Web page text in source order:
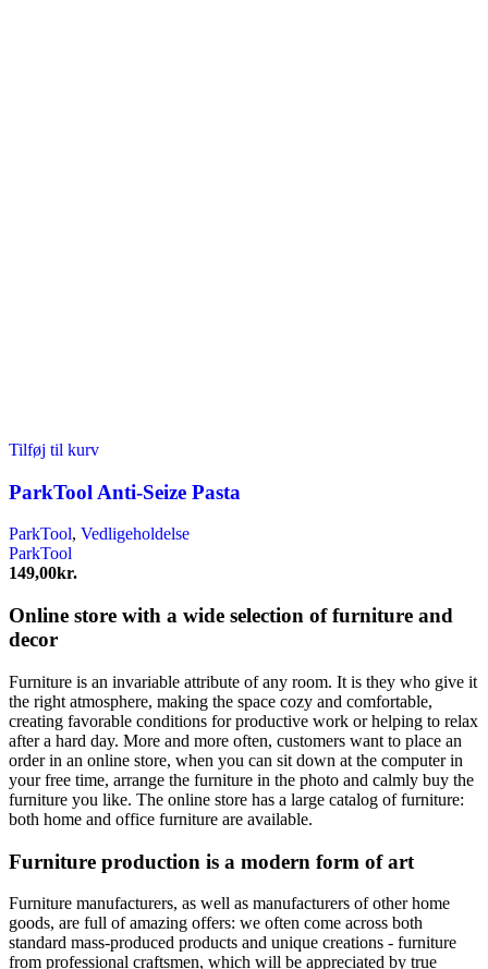
Tilføj til kurv
ParkTool Anti-Seize Pasta
ParkTool, Vedligeholdelse
ParkTool
149,00kr.
Online store with a wide selection of furniture and
decor
Furniture is an invariable attribute of any room. It is they who give it
the right atmosphere, making the space cozy and comfortable,
creating favorable conditions for productive work or helping to relax
after a hard day. More and more often, customers want to place an
order in an online store, when you can sit down at the computer in
your free time, arrange the furniture in the photo and calmly buy the
furniture you like. The online store has a large catalog of furniture:
both home and office furniture are available.
Furniture production is a modern form of art
Furniture manufacturers, as well as manufacturers of other home
goods, are full of amazing offers: we often come across both
standard mass-produced products and unique creations - furniture
from professional craftsmen, which will be appreciated by true